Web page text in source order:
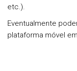
etc.).
Eventualmente
plataforma móvel